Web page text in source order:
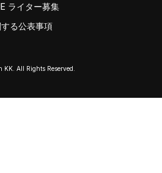
ライター募集
る公表事項
All Rights Reserved.